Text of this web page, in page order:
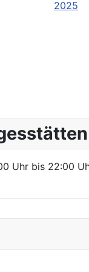
2025
Uhr bis 22:00